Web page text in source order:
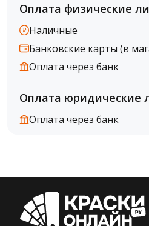
Оплата физические
Наличные
Банковские карты (в
Оплата через банк
Оплата юридические
Оплата через банк